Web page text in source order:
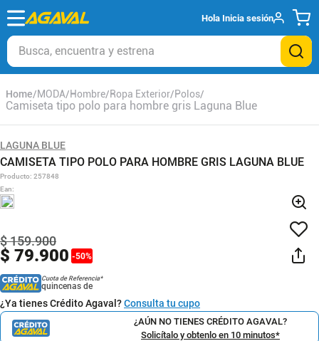
Hola Inicia sesión
Busca, encuentra y estrena
MODA Hombre Ropa Exterior Polos
Camiseta tipo polo para hombre gris Laguna Blue
LAGUNA BLUE
CAMISETA TIPO POLO PARA HOMBRE GRIS LAGUNA BLUE
Producto: 257848
Ean:
$ 79.900 -50%
$159.900
Cuota de Referencia*
quincenas de
¿Ya tienes Crédito Agaval?Consulta tu cupo
¿AÚN NO TIENES CRÉDITO AGAVAL?
Solicítalo y obtenlo en 10 minutos*